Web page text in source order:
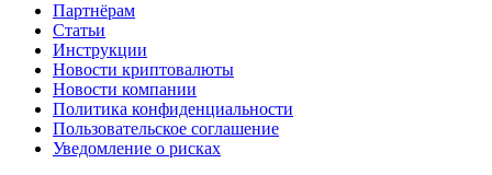
Партнёрам
Статьи
Инструкции
Новости криптовалюты
Новости компании
Политика конфиденциальности
Пользовательское соглашение
Уведомление о рисках